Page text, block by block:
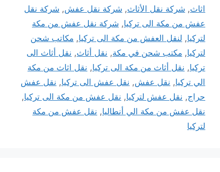
اثاث, شركة نقل الأثاث, شركة نقل عفش, شركة نقل
عفش من مكة الى تركيا, شركة نقل عفش من مكة
لتركيا, لنقل العفش من مكة الى تركيا, مكاتب شحن
لتركيا, مكتب شحن في مكة, نقل أثاث, نقل أثاث الى
تركيا, نقل أثاث من مكة الى تركيا, نقل اثاث من مكة
الي تركيا, نقل عفش, نقل عفش الى تركيا, نقل عفش
حراج, نقل عفش لتركيا, نقل عفش من مكة الى تركيا,
نقل عفش من مكة الي أنطاليا, نقل عفش من مكة
لتركيا